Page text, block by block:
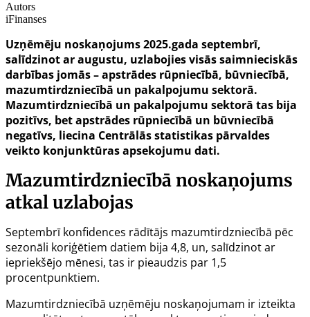
Autors
iFinanses
Uzņēmēju noskaņojums 2025.gada septembrī,
salīdzinot ar augustu, uzlabojies visās saimnieciskās
darbības jomās – apstrādes rūpniecībā, būvniecībā,
mazumtirdzniecībā un pakalpojumu sektorā.
Mazumtirdzniecībā un pakalpojumu sektorā tas bija
pozitīvs, bet apstrādes rūpniecībā un būvniecībā
negatīvs, liecina Centrālās statistikas pārvaldes
veikto konjunktūras apsekojumu dati.
Mazumtirdzniecībā noskaņojums
atkal uzlabojas
Septembrī konfidences rādītājs mazumtirdzniecībā pēc
sezonāli koriģētiem datiem bija 4,8, un, salīdzinot ar
iepriekšējo mēnesi, tas ir pieaudzis par 1,5
procentpunktiem.
Mazumtirdzniecībā uzņēmēju noskaņojumam ir izteikta